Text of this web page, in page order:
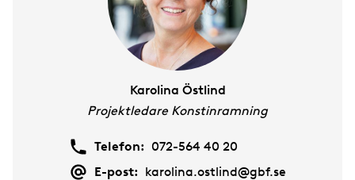
Karolina Östlind
Projektledare Konstinramning
Telefon: 072-564 40 20
E-post: karolina.ostlind@gbf.se